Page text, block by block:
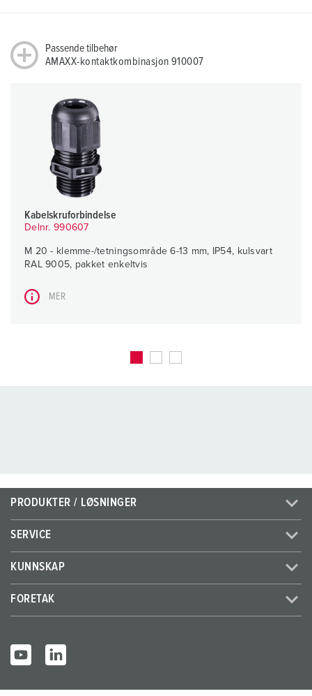
Passende tilbehør
AMAXX-kontaktkombinasjon 910007
Kabelskruforbindelse
Delnr. 990607
M 20 - klemme-/tetningsområde 6-13 mm, IP54, kulsvart
RAL 9005, pakket enkeltvis
MER
PRODUKTER / LØSNINGER
SERVICE
KUNNSKAP
FORETAK